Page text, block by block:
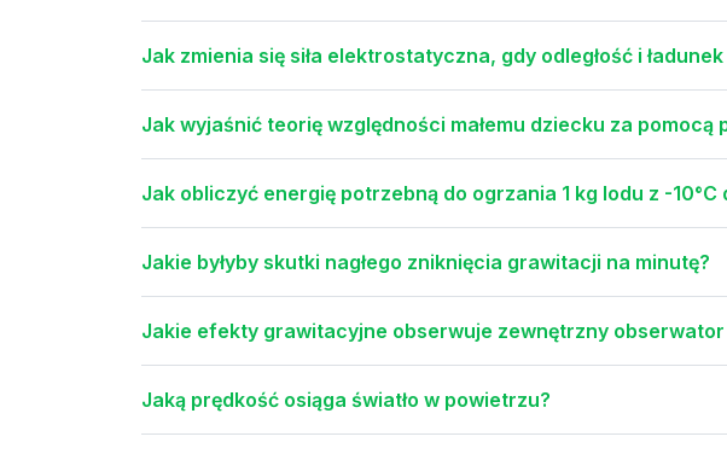
Jak zmienia się siła elektrostatyczna, gdy odległość i
Jak wyjaśnić teorię względności małemu dziecku za pomocą
Jak obliczyć energię potrzebną do ogrzania 1 kg lodu z -10°C
Jakie byłyby skutki nagłego zniknięcia grawitacji na minutę?
Jakie efekty grawitacyjne obserwuje zewnętrzny
Jaką prędkość osiąga światło w powietrzu?